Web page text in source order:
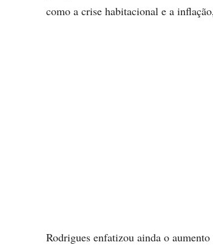
como a crise habitacional e a
Rodrigues enfatizou ainda o